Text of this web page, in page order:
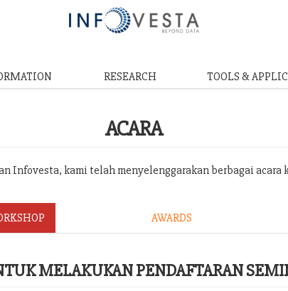
RESEARCH TOOLS &
ACARA
Infovesta, kami telah menyelenggarakan berbagai acara
AWARDS
MELAKUKAN PENDAFTARAN